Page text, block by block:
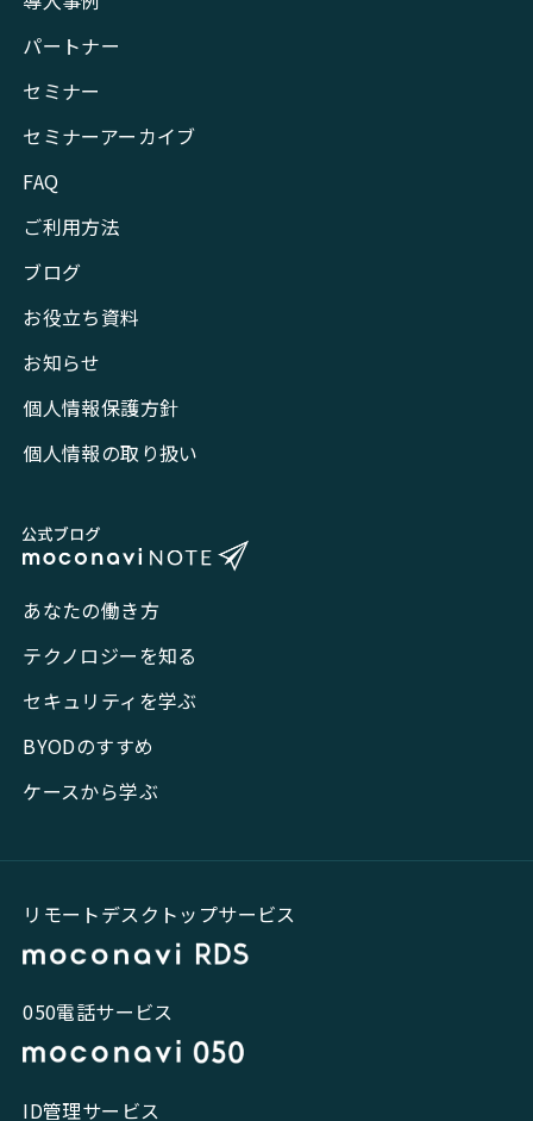
パートナー
セミナー
セミナーアーカイブ
FAQ
ご利用方法
ブログ
お役立ち資料
お知らせ
個人情報保護方針
個人情報の取り扱い
あなたの働き方
テクノロジーを知る
セキュリティを学ぶ
BYODのすすめ
ケースから学ぶ
リモートデスクトップサービス
050電話サービス
ID管理サービス